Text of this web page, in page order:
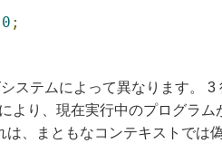
0 ;
ステムによって異なります。 3
より、現在実行中のプログラム
、まともなコンテキストでは